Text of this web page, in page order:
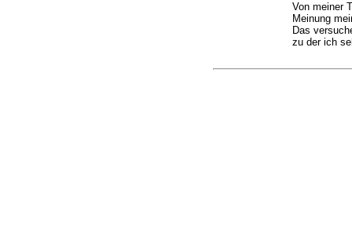
Von meiner
Meinung
Das
zu der ich